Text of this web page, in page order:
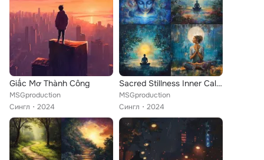
Giấc Mơ Thành Công
MSGproduction
Сингл
2024
Sacred Stillness Inner Calm Awakening
MSGproduction
Сингл
2024